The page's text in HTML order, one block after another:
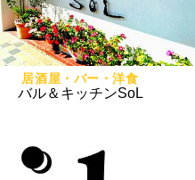
居酒屋・バー・洋食
バル＆キッチンSoL